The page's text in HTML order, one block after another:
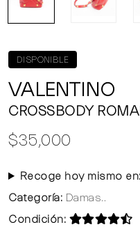
DISPONIBLE
VALENTINO
CROSSBODY
$35,000
Recoge hoy mismo en:
Categoría: Damas..
Condición: